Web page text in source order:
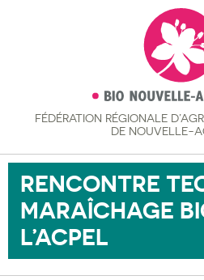
FÉDÉRATION RÉGIONALE
DE NOUVELLE-
RENCONTRE
MARAÎCHAGE
L’ACPEL